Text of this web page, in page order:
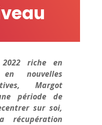
riche en
nouvelles
Margot
période de
sur soi,